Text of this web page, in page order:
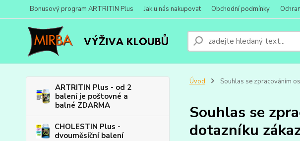
Bonusový program ARTRITIN Plus Jak u nás nakupovat Obchodní podmínky
ARTRITIN Plus - od 2
balení je poštovné a
balné ZDARMA
CHOLESTIN Plus -
dvouměsíční balení
Úvod Souhlas se zpracováním
Souhlas se
dotazníku